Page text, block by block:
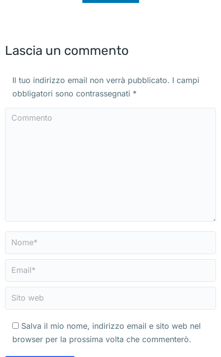
Lascia un commento
Il tuo indirizzo email non verrà pubblicato. I campi
obbligatori sono contrassegnati *
Commento
Nome *
Email *
Sito web
Salva il mio nome, indirizzo email e sito web nel
browser per la prossima volta che commenterò.